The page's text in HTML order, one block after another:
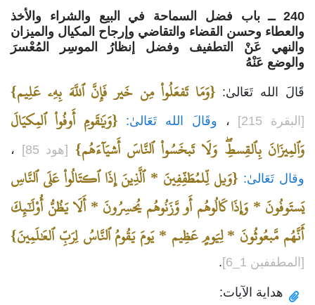
240 ــ باب فضل السماحة في البيع والشراء والأخذ
والعطاء وحسن القضاء والتقاضي وإرجاح المكيال والميزان
والنهي عَنْ التطفيف وفضل إنظارُ الموسِر المُعْسرَ
والوضع عَنْهُ
قَالَ الله تَعَالىٰ: {وَمَا تَفعَلُواْ مِن خَير فَإِنَّ ٱللَّهَ بِهِۦ عَلِيم}
[البقرة 215] ، وقَالَ الله تَعَالىٰ:
{وَيَٰقَومِ أَوفُواْ ٱلمِكيَالَ
وَٱلمِيزَانَ بِٱلقِسطِۖ وَلَا تَبخَسُواْ ٱلنَّاسَ أَشيَآءَهُم} [هود 85] ،
وقال تَعَالىٰ: {وَيل لِّلمُطَفِّفِينَ * ٱلَّذِينَ إِذَا ٱكتَالُواْ عَلَى ٱلنَّاسِ
يَستَوفُونَ * وَإِذَا كَالُوهُم أَو وَّزَنُوهُم يُخسِرُونَ * أَلَا يَظُنُّ أُوْلَٰٓئِكَ
أَنَّهُم مَّبعُوثُونَ * لِيَومٍ عَظِيم * يَومَ يَقُومُ ٱلنَّاسُ لِرَبِّ ٱلعَٰلَمِينَ}
[المطففين 1_6] .
هداية الآيات: